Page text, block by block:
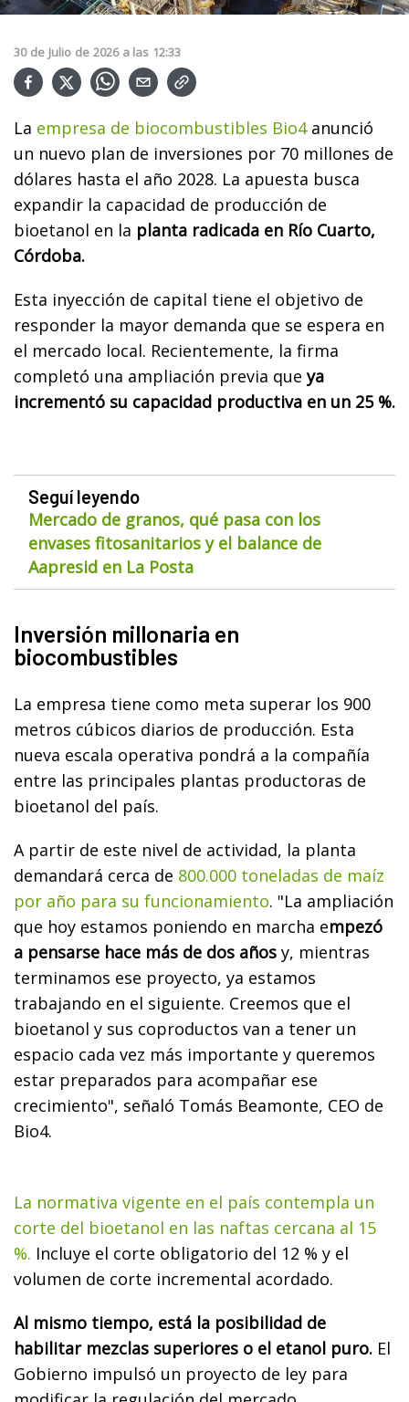
30 de Julio de 2026 a las 12:33
La empresa de biocombustibles Bio4anunció
un nuevo plan de inversiones por 70 millones de
dólares hasta el año 2028. La apuesta busca
expandir la capacidad de producción de
bioetanol en la planta radicada en Río Cuarto,
Córdoba.
Esta inyección de capital tiene el objetivo de
responder la mayor demanda que se espera en
el mercado local. Recientemente, la firma
completó una ampliación previa queya
incrementó su capacidad productiva en un 25 %.
Seguí leyendo
Mercado de granos, qué pasa con los
envases fitosanitarios y el balance de
Aapresid en La Posta
Inversión millonaria en
biocombustibles
La empresa tiene como meta superar los 900
metros cúbicos diarios de producción. Esta
nueva escala operativa pondrá a la compañía
entre las principales plantas productoras de
bioetanol del país.
A partir de este nivel de actividad, la planta
demandará cerca de 800.000 toneladas de maíz
por año para su funcionamiento. "La ampliación
que hoy estamos poniendo en marcha empezó
a pensarse hace más de dos años y, mientras
terminamos ese proyecto, ya estamos
trabajando en el siguiente. Creemos que el
bioetanol y sus coproductos van a tener un
espacio cada vez más importante y queremos
estar preparados para acompañar ese
crecimiento", señaló Tomás Beamonte, CEO de
Bio4.
La normativa vigente en el país contempla un
corte del bioetanol en las naftas cercana al 15
%. Incluye el corte obligatorio del 12 % y el
volumen de corte incremental acordado.
Al mismo tiempo, está la posibilidad de
habilitar mezclas superiores o el etanol puro. El
Gobierno impulsó un proyecto de ley para